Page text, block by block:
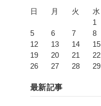
日
月 火 水
1
5
6 7 8
12
13 14 15
19
20 21 22
26
27 28 29
最新記事